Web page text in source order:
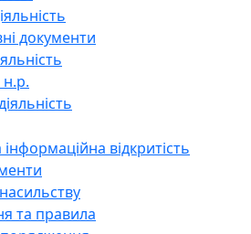
документи
н.р.
відкритість
та правила